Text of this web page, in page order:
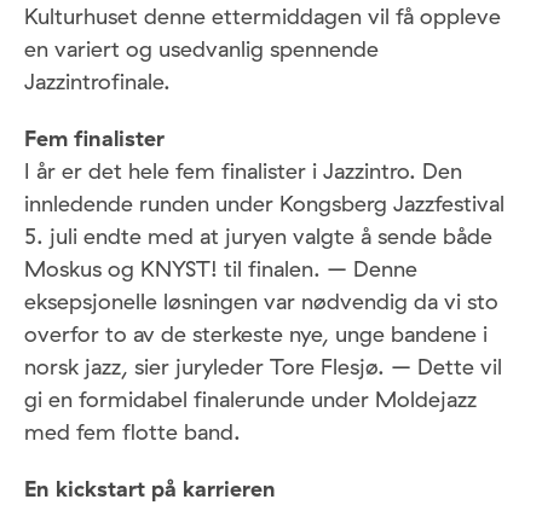
Kulturhuset denne ettermiddagen vil få oppleve
en variert og usedvanlig spennende
Jazzintrofinale.
Fem finalister
I år er det hele fem finalister i Jazzintro. Den
innledende runden under Kongsberg Jazzfestival
5. juli endte med at juryen valgte å sende både
Moskus og KNYST! til finalen. – Denne
eksepsjonelle løsningen var nødvendig da vi sto
overfor to av de sterkeste nye, unge bandene i
norsk jazz, sier juryleder Tore Flesjø. – Dette vil
gi en formidabel finalerunde under Moldejazz
med fem flotte band.
En kickstart på karrieren